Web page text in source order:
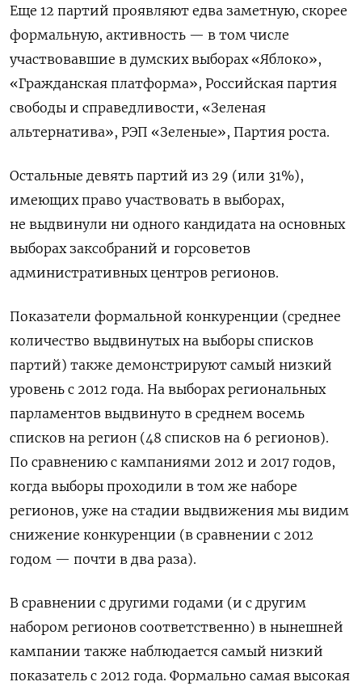
Еще 12 партий проявляют едва заметную, скорее
формальную, активность — в том числе
участвовавшие в думских выборах «Яблоко»,
«Гражданская платформа», Российская партия
свободы и справедливости, «Зеленая
альтернатива», РЭП «Зеленые», Партия роста.
Остальные девять партий из 29 (или 31%),
имеющих право участвовать в выборах,
не выдвинули ни одного кандидата на основных
выборах заксобраний и горсоветов
административных центров регионов.
Показатели формальной конкуренции (среднее
количество выдвинутых на выборы списков
партий) также демонстрируют самый низкий
уровень с 2012 года. На выборах региональных
парламентов выдвинуто в среднем восемь
списков на регион (48 списков на 6 регионов).
По сравнению с кампаниями 2012 и 2017 годов,
когда выборы проходили в том же наборе
регионов, уже на стадии выдвижения мы видим
снижение конкуренции (в сравнении с 2012
годом — почти в два раза).
В сравнении с другими годами (и с другим
набором регионов соответственно) в нынешней
кампании также наблюдается самый низкий
показатель с 2012 года. Формально самая высокая